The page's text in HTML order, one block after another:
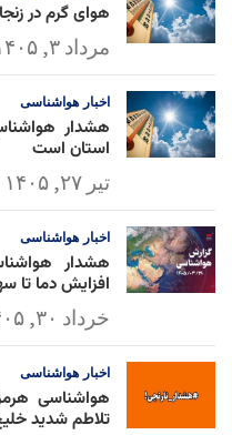
هوای گرم در
مرداد ۳, ۱۴۰۵
اخبار هواشناسی
استان است
تیر ۲۷, ۱۴۰۵
اخبار هواشناسی
هشدار
افزایش دما تا
خرداد ۳۰, ۱۴۰۵
اخبار هواشناسی
هواشناسی
تلاطم شدید